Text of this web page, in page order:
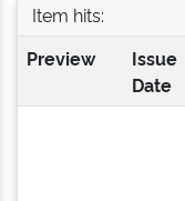
Item hits:
Preview
Issue
Date